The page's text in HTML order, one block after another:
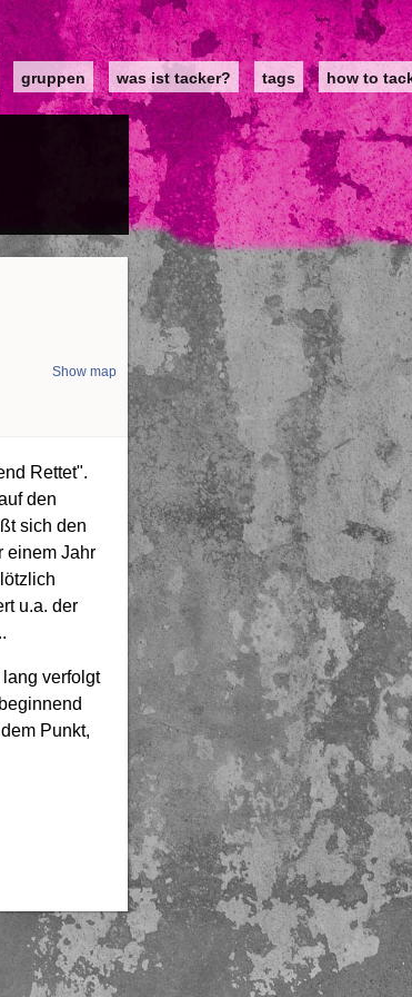
gruppen was ist tacker? tags how to
Show map
Rettet".
den
sich den
einem Jahr
u.a. der
verfolgt
Punkt,